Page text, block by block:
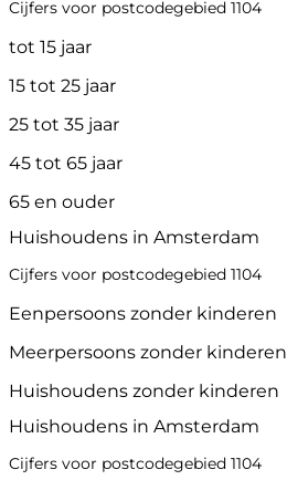
Cijfers voor postcodegebied 1104
tot 15 jaar
15 tot 25 jaar
25 tot 35 jaar
45 tot 65 jaar
65 en ouder
Huishoudens in Amsterdam
Cijfers voor postcodegebied 1104
Eenpersoons zonder kinderen
Meerpersoons zonder kinderen
Huishoudens zonder kinderen
Huishoudens in Amsterdam
Cijfers voor postcodegebied 1104